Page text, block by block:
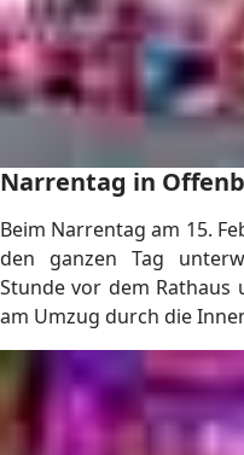
Narrentag in
Beim Narrentag am 15.
den ganzen Tag
Stunde vor dem
am Umzug durch die